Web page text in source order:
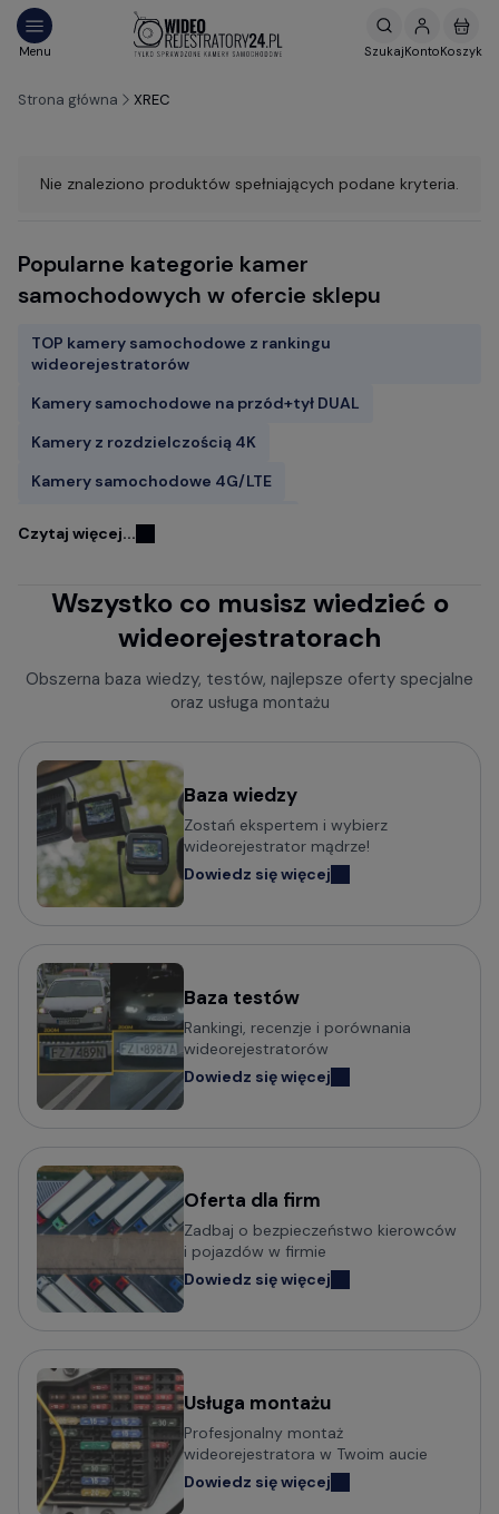
Strona główna XREC
Nie znaleziono produktów spełniających podane kryteria.
Popularne kategorie kamer
samochodowych w ofercie sklepu
TOP kamery samochodowe z rankingu
wideorejestratorów
Kamery samochodowe na przód+tył DUAL
Kamery z rozdzielczością 4K
Kamery samochodowe 4G/LTE
Kamery samochodowe FITCAMX
Wideorejestratory w lusterku wstecznym
Rejestratory jazdy z kamerą cofania
Kamery samochodowe z trybem parkingowym
Rejestratory trasy z czujnikiem ruchu
Mini kamery do samochodu - małe i dyskretne
Kamery samochodowe z obsługą komend głosowych
Wideorejestratory klasy Premium
Kamery samochodowe odczytujące tablice w nocy (z
Popularni producenci kamer
samochodowych
Wideorejestratory VIOFO
Wideorejestratory 70mai
Wideorejestratory FITCAMX
Wideorejestratory BlackVue
Wideorejestratory FineVu
Wideorejestratory MBG Line
Potrzebujesz porady w wyborze
wideorejestratora?
Sprawdź praktyczny poradnik o tym na co zwrócić
Czytaj więcej...
Wszystko co musisz wiedzieć o
wideorejestratorach
Obszerna baza wiedzy, testów, najlepsze oferty specjalne
oraz usługa montażu
Baza wiedzy
Zostań ekspertem i wybierz
wideorejestrator mądrze!
Dowiedz się więcej
Baza testów
Rankingi, recenzje i porównania
wideorejestratorów
Dowiedz się więcej
Oferta dla firm
Zadbaj o bezpieczeństwo kierowców
i pojazdów w firmie
Dowiedz się więcej
Usługa montażu
Profesjonalny montaż
wideorejestratora w Twoim aucie
Dowiedz się więcej